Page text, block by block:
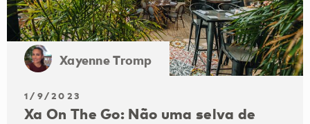
Xayenne Tromp
1/9/2023
Xa On The Go: Não uma selva de